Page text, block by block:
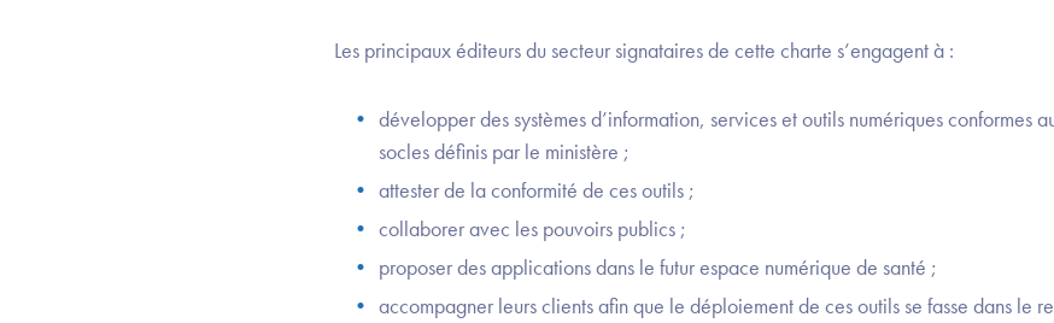
Les principaux éditeurs du secteur signataires de cette charte s’engagent à :
développer des systèmes d’information, services et outils numériques conformes
socles définis par le ministère ;
attester de la conformité de ces outils ;
collaborer avec les pouvoirs publics ;
proposer des applications dans le futur espace numérique de santé ;
accompagner leurs clients afin que le déploiement de ces outils se fasse dans le